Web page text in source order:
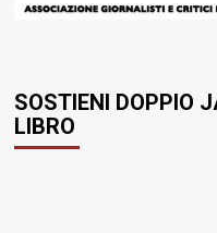
SOSTIENI DOPPIO
LIBRO